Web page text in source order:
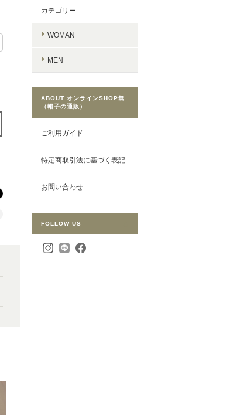
カテゴリー
WOMAN
MEN
ABOUT オンラインSHOP無
（帽子の通販）
ご利用ガイド
特定商取引法に基づく表記
お問い合わせ
FOLLOW US